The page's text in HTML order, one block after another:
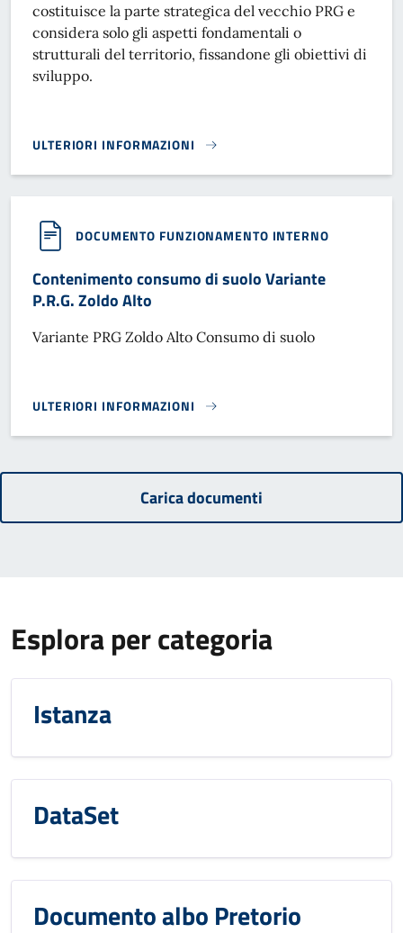
costituisce la parte strategica del vecchio PRG e
considera solo gli aspetti fondamentali o
strutturali del territorio, fissandone gli obiettivi di
sviluppo.
ULTERIORI INFORMAZIONI
P.A.T. COMUNE DI FORNO DI ZOLDO}
DOCUMENTO FUNZIONAMENTO INTERNO
Contenimento consumo di suolo Variante
P.R.G. Zoldo Alto
Variante PRG Zoldo Alto Consumo di suolo
ULTERIORI INFORMAZIONI
CONTENIMENTO CONSUMO DI SUOLO VARIANTE P.R.G.
Carica documenti
Esplora per categoria
Istanza
DataSet
Documento albo Pretorio